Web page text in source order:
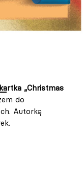
kartka „Christmas
do
Autorką